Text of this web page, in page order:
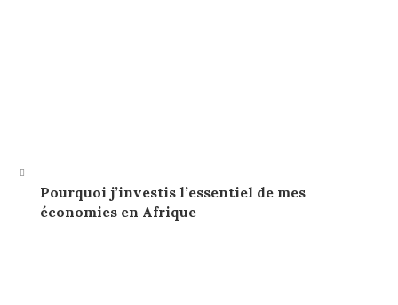
Pourquoi j’investis l’essentiel de mes
économies en Afrique